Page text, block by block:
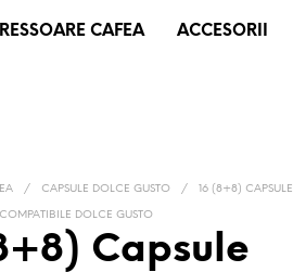
CAFEA
ACCESORII
/ CAPSULE DOLCE GUSTO / 16 (8+8) CAPSULE
DOLCE GUSTO
Capsule